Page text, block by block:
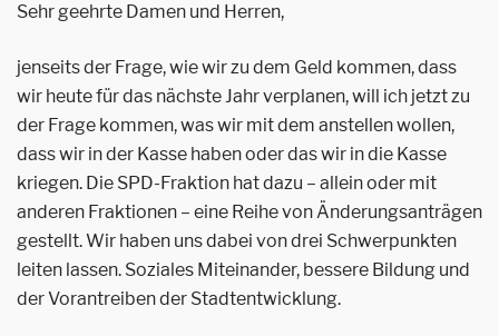
Sehr geehrte Damen und Herren,
jenseits der Frage, wie wir zu dem Geld kommen, dass
wir heute für das nächste Jahr verplanen, will ich jetzt zu
der Frage kommen, was wir mit dem anstellen wollen,
dass wir in der Kasse haben oder das wir in die Kasse
kriegen. Die SPD-Fraktion hat dazu – allein oder mit
anderen Fraktionen – eine Reihe von Änderungsanträgen
gestellt. Wir haben uns dabei von drei Schwerpunkten
leiten lassen. Soziales Miteinander, bessere Bildung und
der Vorantreiben der Stadtentwicklung.